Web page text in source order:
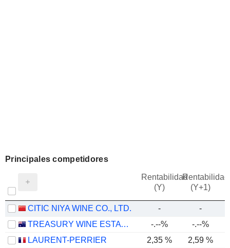
Principales competidores
Rentabilidad
(Y)
Rentabilidad
(Y+1)
CITIC NIYA WINE CO., LTD. -
-
TREASURY WINE ESTATES LIMITED
-.--%
-.--%
LAURENT-PERRIER
2,35 % 2,59 %